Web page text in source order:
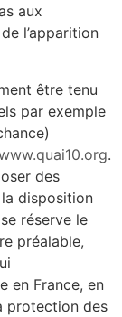
aux
l’apparition
être tenu
par exemple
.
des
disposition
se réserve le
préalable,
en France, en
protection des